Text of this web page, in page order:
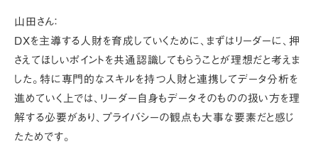
山田さん：
DXを主導する人財を育成していくために、まずはリーダーに、押
さえてほしいポイントを共通認識してもらうことが理想だと考えま
した。特に専門的なスキルを持つ人財と連携してデータ分析を
進めていく上では、リーダー自身もデータそのものの扱い方を理
解する必要があり、プライバシーの観点も大事な要素だと感じ
たためです。